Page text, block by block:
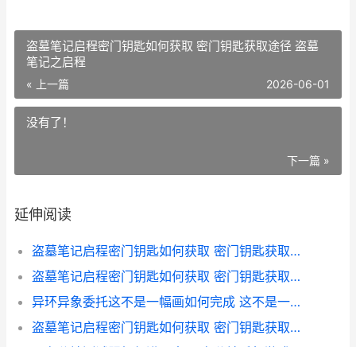
盗墓笔记启程密门钥匙如何获取 密门钥匙获取途径 盗墓
笔记之启程
« 上一篇 2026-06-01
没有了！
下一篇 »
延伸阅读
盗墓笔记启程密门钥匙如何获取 密门钥匙获取途径 盗墓笔记启动
盗墓笔记启程密门钥匙如何获取 密门钥匙获取途径 盗墓笔记之启程
异环异象委托这不是一幅画如何完成 这不是一幅画委托策略 异环取代
盗墓笔记启程密门钥匙如何获取 密门钥匙获取途径 盗墓笔记重启秘密